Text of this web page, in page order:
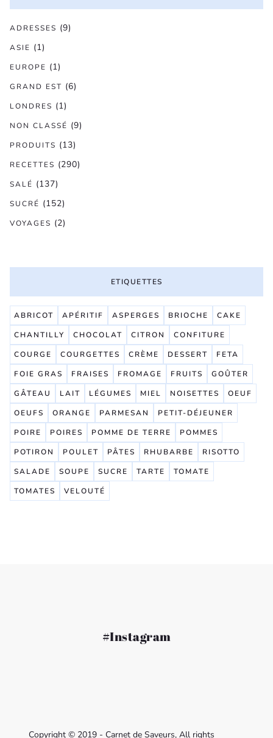
ADRESSES (9)
ASIE (1)
EUROPE (1)
GRAND EST (6)
LONDRES (1)
NON CLASSÉ (9)
PRODUITS (13)
RECETTES (290)
SALÉ (137)
SUCRÉ (152)
VOYAGES (2)
ETIQUETTES
ABRICOT APÉRITIF ASPERGES BRIOCHE
CAKE
CHANTILLY
CHOCOLAT CITRON
CONFITURE
COURGE
COURGETTES CRÈME DESSERT
FETA
FOIE GRAS
FRAISES FROMAGE FRUITS
GOÛTER
GÂTEAU
LAIT LÉGUMES MIEL NOISETTES
OEUF
OEUFS
ORANGE PARMESAN
PETIT-DÉJEUNER
POIRE
POIRES POMME DE TERRE
POMMES
POTIRON
POULET PÂTES RHUBARBE
RISOTTO
SALADE
SOUPE SUCRE TARTE
TOMATE
TOMATES
VELOUTÉ
#Instagram
Copyright © 2019 - Carnet de Saveurs, All rights